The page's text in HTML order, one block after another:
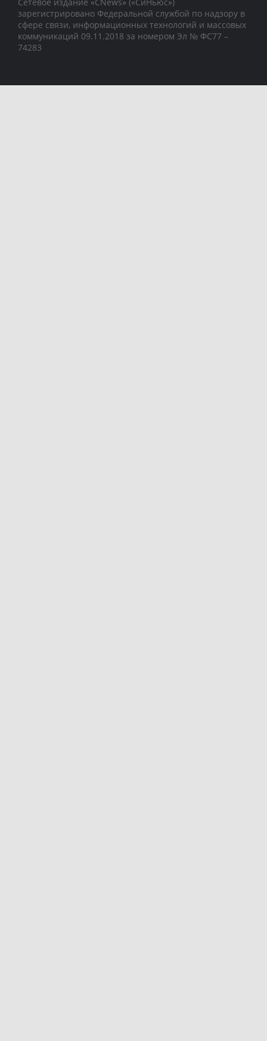
зарегистрировано Федеральной службой по надзору в
сфере связи, информационных технологий и массовых
коммуникаций 09.11.2018 за номером Эл № ФС77 –
74283